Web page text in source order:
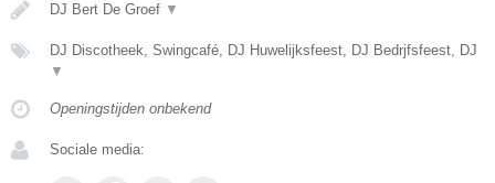
DJ Bert De Groef ▼
DJ Discotheek, Swingcafé, DJ Huwelijksfeest, DJ Bedrjfsfeest, DJ
▼
Openingstijden onbekend
Sociale media: